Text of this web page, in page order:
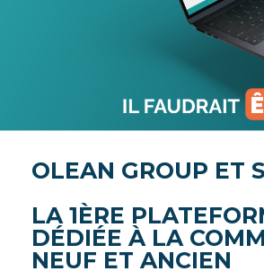
OLEAN GROUP ET
LA 1ÈRE
DÉDIÉE À LA
NEUF ET ANCIEN